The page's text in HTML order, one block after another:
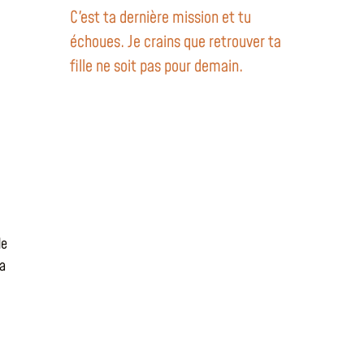
C'est ta dernière mission et tu
échoues. Je crains que retrouver ta
fille ne soit pas pour demain.